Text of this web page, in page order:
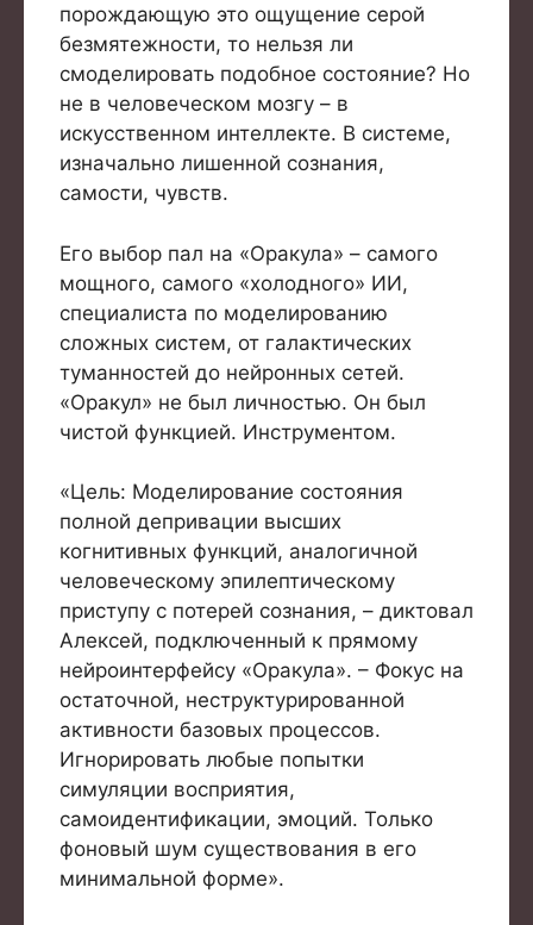
порождающую это ощущение серой
безмятежности, то нельзя ли
смоделировать подобное состояние? Но
не в человеческом мозгу – в
искусственном интеллекте. В системе,
изначально лишенной сознания,
самости, чувств.
Его выбор пал на «Оракула» – самого
мощного, самого «холодного» ИИ,
специалиста по моделированию
сложных систем, от галактических
туманностей до нейронных сетей.
«Оракул» не был личностью. Он был
чистой функцией. Инструментом.
«Цель: Моделирование состояния
полной депривации высших
когнитивных функций, аналогичной
человеческому эпилептическому
приступу с потерей сознания, – диктовал
Алексей, подключенный к прямому
нейроинтерфейсу «Оракула». – Фокус на
остаточной, неструктурированной
активности базовых процессов.
Игнорировать любые попытки
симуляции восприятия,
самоидентификации, эмоций. Только
фоновый шум существования в его
минимальной форме».